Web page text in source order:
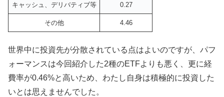
キャッシュ、デリバティブ等 0.27
その他 4.46
世界中に投資先が分散されている点はよいのですが、パフ
ォーマンスは今回紹介した2種のETFよりも悪く、更に経
費率が0.46%と高いため、わたし自身は積極的に投資した
いとは思えませんでした。